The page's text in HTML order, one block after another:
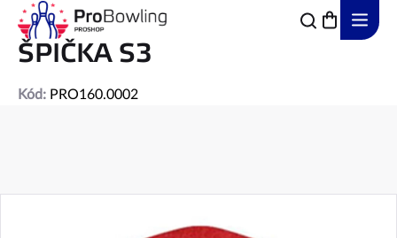
Přejít
obsah
ŠPIČKA S3
Kód: PRO160.0002